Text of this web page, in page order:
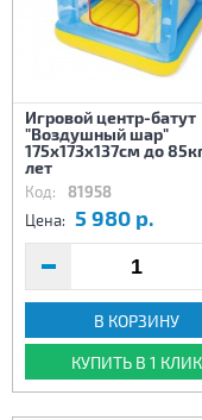
Игровой центр-батут
"Воздушный шар"
175х173х137см до
лет
Код: 81958
Цена: 5 980 р.
В КОРЗИНУ
КУПИТЬ В 1 КЛИК